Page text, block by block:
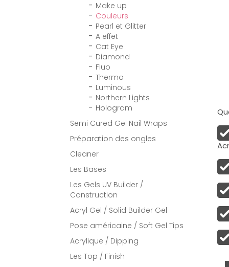
Make up
Couleurs
Pearl et Glitter
A effet
Cat Eye
Diamond
Fluo
Thermo
Luminous
Northern Lights
Hologram
Semi Cured Gel Nail Wraps
Préparation des ongles
Cleaner
Les Bases
Les Gels UV Builder /
Construction
Acryl Gel / Solid Builder Gel
Pose américaine / Soft Gel Tips
Acrylique / Dipping
Les Top / Finish